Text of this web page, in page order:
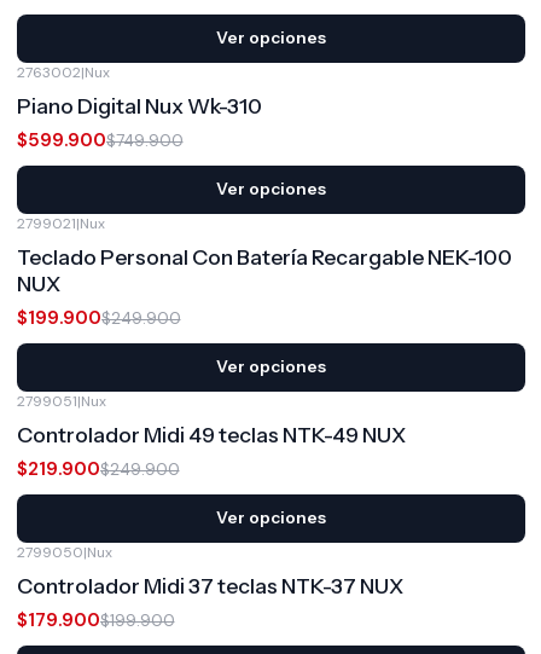
Ver opciones
2763002|Nux
Piano Digital Nux Wk-310
$599.900$749.900
Ver opciones
2799021|Nux
Teclado Personal Con Batería Recargable NEK-100
NUX
$199.900$249.900
Ver opciones
2799051|Nux
Controlador Midi 49 teclas NTK-49 NUX
$219.900$249.900
Ver opciones
2799050|Nux
Controlador Midi 37 teclas NTK-37 NUX
$179.900$199.900